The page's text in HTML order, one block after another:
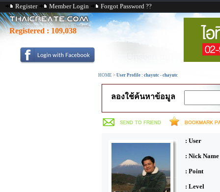
Register Member Login Forgot Password ??
Registered : 109,038
HOME > User Profile : chayutc - chayutc
ลองใช้ค้นหาข้อมูล
: User
: Nick Name
: Point
: Level